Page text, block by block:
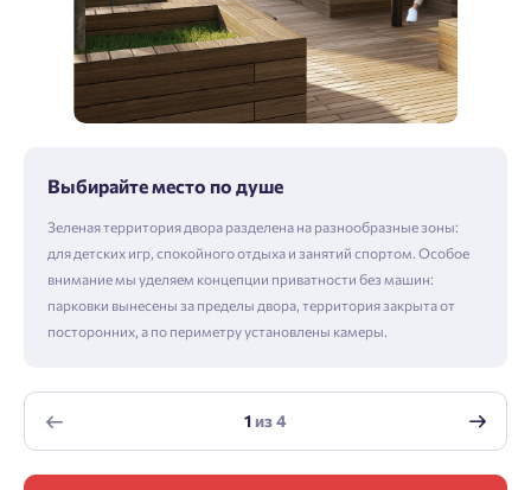
Выбирайте место по душе
Зеленая территория двора разделена на разнообразные зоны:
для детских игр, спокойного отдыха и занятий спортом. Особое
внимание мы уделяем концепции приватности без машин:
парковки вынесены за пределы двора, территория закрыта от
посторонних, а по периметру установлены камеры.
1из4